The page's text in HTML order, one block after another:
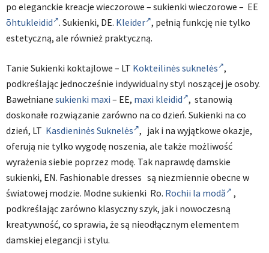
po eleganckie kreacje wieczorowe – sukienki wieczorowe – EE
õhtukleidid . Sukienki, DE. Kleider , pełnią funkcję nie tylko
estetyczną, ale również praktyczną.
Tanie Sukienki koktajlowe – LT Kokteilinės suknelės ,
podkreślając jednocześnie indywidualny styl noszącej je osoby.
Bawełniane sukienki maxi – EE, maxi kleidid , stanowią
doskonałe rozwiązanie zarówno na co dzień. Sukienki na co
dzień, LT Kasdieninės Suknelės , jak i na wyjątkowe okazje,
oferują nie tylko wygodę noszenia, ale także możliwość
wyrażenia siebie poprzez modę. Tak naprawdę damskie
sukienki, EN. Fashionable dresses są niezmiennie obecne w
światowej modzie. Modne sukienki Ro. Rochii la modă
,
podkreślając zarówno klasyczny szyk, jak i nowoczesną
kreatywność, co sprawia, że są nieodłącznym elementem
damskiej elegancji i stylu.